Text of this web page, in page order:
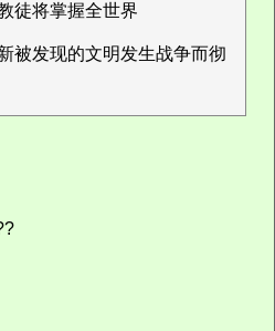
徒将掌握全世界
被发现的文明发生战争而彻